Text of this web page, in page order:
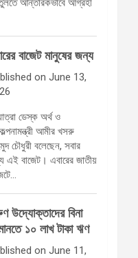
আন্তরিকভাবে আগ্রহী
বাজেট মানুষের জন্য
on June 13,
ডেস্ক অর্থ ও
আমীর খসরু
চৌধুরী বলেছেন, সবার
এই বাজেট। এবারের জাতীয়
উদ্যোক্তাদের বিনা
১০ লাখ টাকা ঋণ
on June 11,